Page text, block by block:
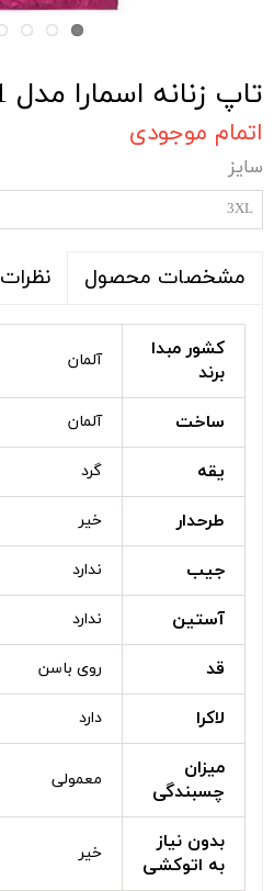
تاپ زنانه اسمارا مدل 238471
اتمام موجودی
سایز
3XL
مشخصات محصول نظرات
کشور مبدا
برند
آلمان
ساخت آلمان
یقه گرد
طرحدار خیر
جیب ندارد
آستین ندارد
قد روی باسن
لاکرا دارد
میزان
چسبندگی
معمولی
بدون نیاز
به اتوکشی
خیر